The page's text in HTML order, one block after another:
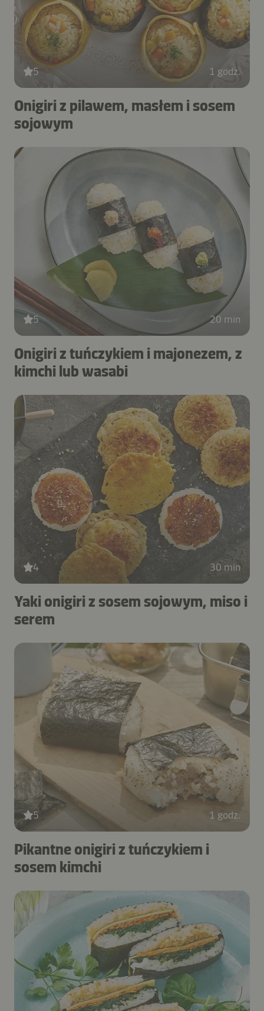
5 1 godz.
Onigiri z pilawem, masłem i sosem
sojowym
5 20 min
Onigiri z tuńczykiem i majonezem, z
kimchi lub wasabi
4 30 min
Yaki onigiri z sosem sojowym, miso i
serem
5 1 godz.
Pikantne onigiri z tuńczykiem i
sosem kimchi